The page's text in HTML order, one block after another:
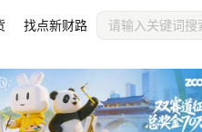
找点新财路